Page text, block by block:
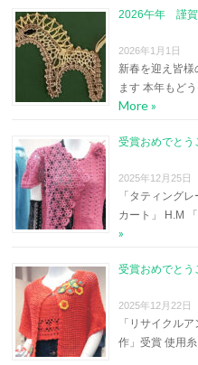
2026午年 謹
2026年1月1日
新春を迎え皆
ます 本年もど
More »
受賞おめでと
2025年12月25日
「タティング
カート」 H.M
»
受賞おめでと
2025年12月22日
「リサイクル
作」受賞 使用